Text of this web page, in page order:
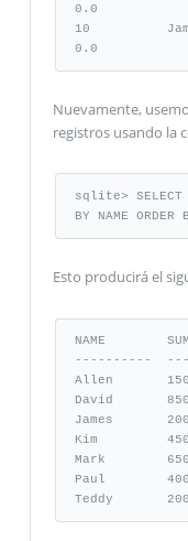
0.0
10
0.0
Nuevamente,
registros usando la
sqlite> SELECT
BY NAME ORDER
Esto producirá el
NAME
----------
Allen
David
James
Kim
Mark
Paul
Teddy